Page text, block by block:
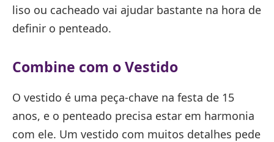
liso ou cacheado vai ajudar bastante na hora de
definir o penteado.
Combine com o Vestido
O vestido é uma peça-chave na festa de 15
anos, e o penteado precisa estar em harmonia
com ele. Um vestido com muitos detalhes pede